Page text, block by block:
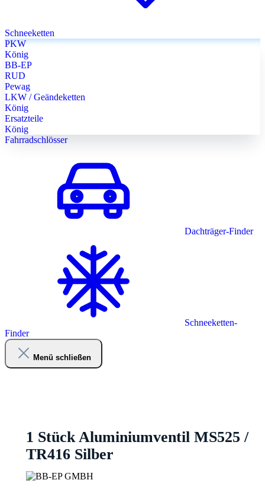
Schneeketten
PKW
König
BB-EP
RUD
Pewag
LKW / Geändeketten
König
Ersatzteile
König
Fahrradschlösser
Dachträger-Finder
Schneeketten-
Finder
Menü schließen
1 Stück Aluminiumventil MS525 /
TR416 Silber